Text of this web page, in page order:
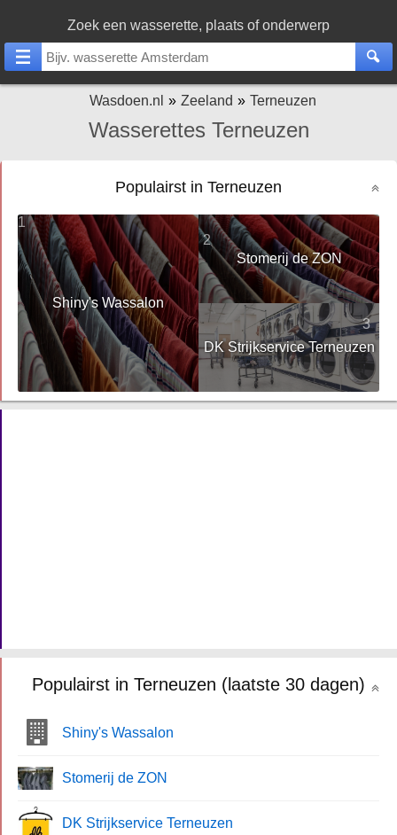
Zoek een wasserette, plaats of onderwerp
Wasdoen.nl Zeeland Terneuzen
Wasserettes Terneuzen
Populairst in Terneuzen
1
Shiny's Wassalon
2
Stomerij de ZON
3
DK Strijkservice Terneuzen
Populairst in Terneuzen (laatste 30 dagen)
Shiny's Wassalon
Stomerij de ZON
DK Strijkservice Terneuzen